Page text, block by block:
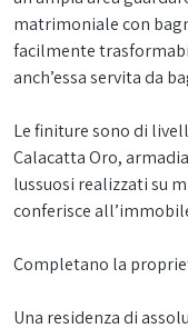
matrimoniale con
facilmente
anch’essa servita da
Le finiture sono di
Calacatta Oro,
lussuosi realizzati su
conferisce
Completano la
Una residenza di